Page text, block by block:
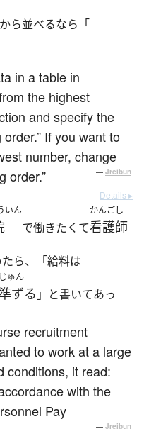
ら並べるなら「
in a table in
the highest
and specify the
If you want to
number, change
order.”
— Jreibun
Details ▸
いん
で働きたくて
かんごし
看護師
ら、「給料は
じゅん
準ずる 」と書いてあっ
recruitment
to work at a large
conditions, it read:
with the
Pay
— Jreibun